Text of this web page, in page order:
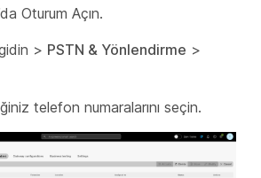
Oturum Açın.
> PSTN & Yönlendirme >
telefon numaralarını seçin.